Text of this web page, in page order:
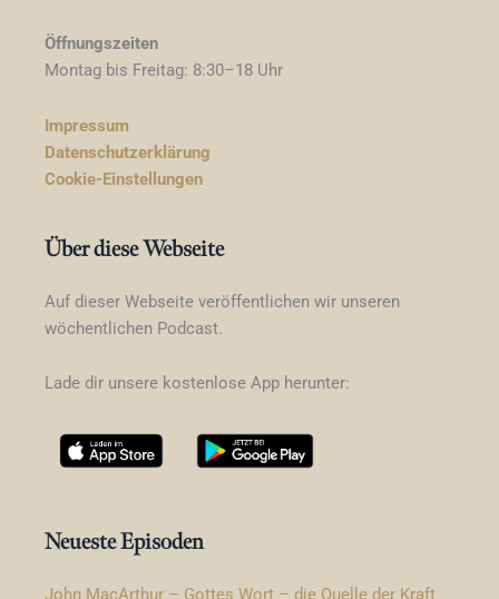
Öffnungszeiten
Montag bis Freitag: 8:30–18 Uhr
Impressum
Datenschutzerklärung
Cookie-Einstellungen
Über diese Webseite
Auf dieser Webseite veröffentlichen wir unseren
wöchentlichen Podcast.
Lade dir unsere kostenlose App herunter:
Neueste Episoden